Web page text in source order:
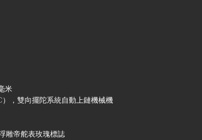
米
），雙向擺陀系統自動上鏈機械機
雕帝舵表玫瑰標誌